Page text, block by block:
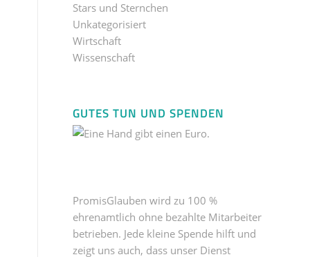
Stars und Sternchen
Unkategorisiert
Wirtschaft
Wissenschaft
GUTES TUN UND SPENDEN
PromisGlauben wird zu 100 %
ehrenamtlich ohne bezahlte Mitarbeiter
betrieben. Jede kleine Spende hilft und
zeigt uns auch, dass unser Dienst